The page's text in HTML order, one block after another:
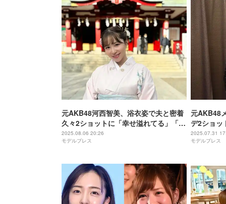
元AKB48河西智美、浴衣姿で夫と密着
久々2ショットに「幸せ溢れてる」「オ
ーラがすごい」の声
2025.08.06 20:26
モデルプレス
元AKB48
デ2ショッ
「センス
2025.07.31
モデルプレス